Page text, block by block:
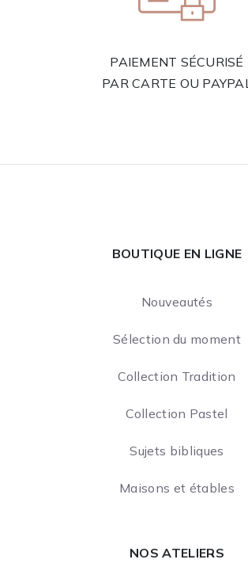
PAIEMENT SÉCURISÉ
PAR CARTE OU PAYPAL
BOUTIQUE EN LIGNE
Nouveautés
Sélection du moment
Collection Tradition
Collection Pastel
Sujets bibliques
Maisons et étables
NOS ATELIERS